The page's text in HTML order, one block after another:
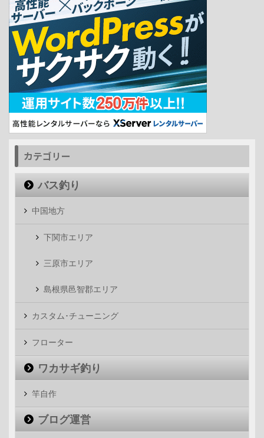
カテゴリー
バス釣り
中国地方
下関市エリア
三原市エリア
島根県邑智郡エリア
カスタム･チューニング
フローター
ワカサギ釣り
竿自作
ブログ運営